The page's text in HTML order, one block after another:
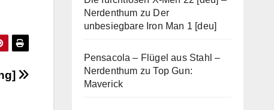
Nerdenthum zu Der
unbesiegbare Iron Man 1 [deu]
Pensacola – Flügel aus Stahl –
Nerdenthum zuTop Gun:
Maverick